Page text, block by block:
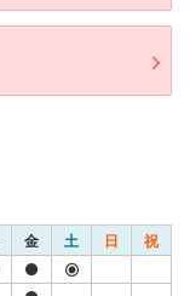
金 土 日 祝